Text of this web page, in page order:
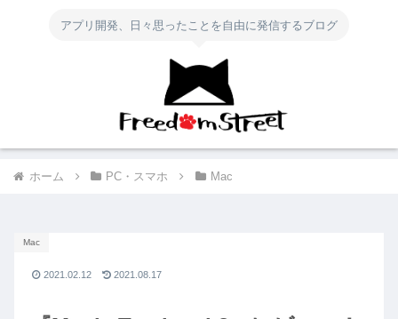
アプリ開発、日々思ったことを自由に発信するブログ
ホーム PC・スマホ Mac
Mac
2021.02.12 2021.08.17